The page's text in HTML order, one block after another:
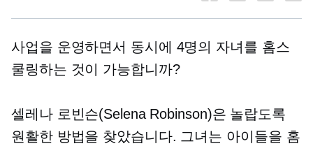
사업을 운영하면서 동시에 4명의 자녀를 홈스
쿨링하는 것이 가능합니까?
셀레나 로빈슨(Selena Robinson)은 놀랍도록
원활한 방법을 찾았습니다. 그녀는 아이들을 홈